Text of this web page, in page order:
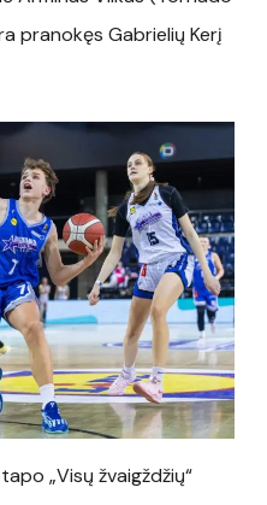
pranokęs Gabrielių Kerį
„Visų žvaigždžių“